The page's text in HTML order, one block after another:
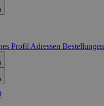
Profil Adressen Bestellungen